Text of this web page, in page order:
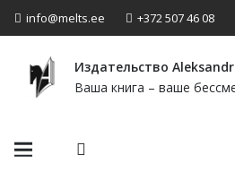
info@melts.ee +372 507 46 08
Издательство
Ваша книга – ваше